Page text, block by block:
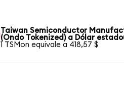
Taiwan Semiconductor
(Ondo Tokenized) a Dólar
1 TSMon equivale a 418,57 $